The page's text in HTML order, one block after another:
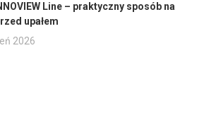
Line – praktyczny sposób na
upałem
2026